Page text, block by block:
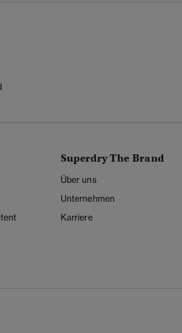
Superdry The Brand
Über uns
Unternehmen
Karriere